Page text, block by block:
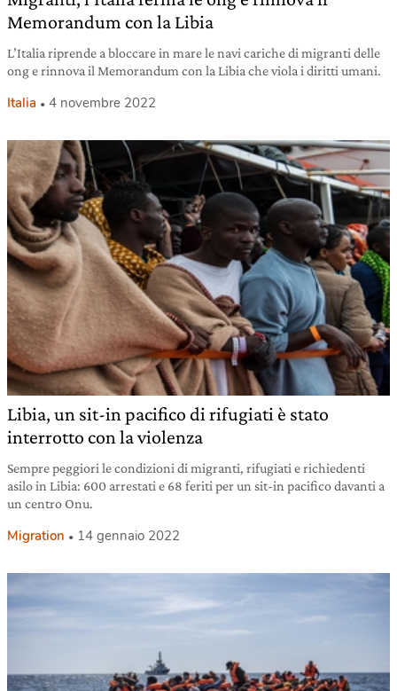
Memorandum con la Libia
L’Italia riprende a bloccare in mare le navi cariche di migranti delle
ong e rinnova il Memorandum con la Libia che viola i diritti umani.
Italia 4 novembre 2022
Libia, un sit-in pacifico di rifugiati è stato
interrotto con la violenza
Sempre peggiori le condizioni di migranti, rifugiati e richiedenti
asilo in Libia: 600 arrestati e 68 feriti per un sit-in pacifico davanti a
un centro Onu.
Migration 14 gennaio 2022